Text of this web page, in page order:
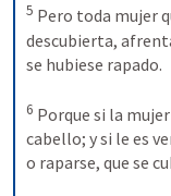
5 Pero toda mujer
descubierta,
se hubiese rapado.
6 Porque si la
cabello; y si le es
o raparse, que se